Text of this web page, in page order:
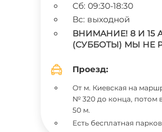
Сб: 09:30-18:30
Вс: выходной
ВНИМАНИЕ! 8 И 15
(СУББОТЫ) МЫ НЕ
Проезд:
От м. Киевская на
№ 320 до конца, потом
50 м.
Есть бесплатная